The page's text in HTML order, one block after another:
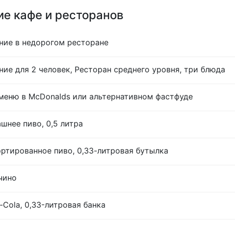
кафе и ресторанов
в недорогом ресторане
для 2 человек, Ресторан среднего уровня, три блюда
в McDonalds или альтернативном фастфуде
пиво, 0,5 литра
пиво, 0,33-литровая бутылка
Cola, 0,33-литровая банка